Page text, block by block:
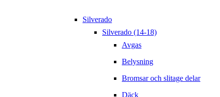
Silverado
Silverado (14-18)
Avgas
Belysning
Bromsar och slitage delar
Däck